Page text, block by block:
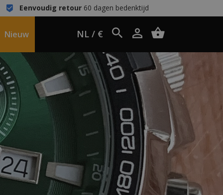
Eenvoudig retour60 dagen bedenktijd
Nieuw NL / €